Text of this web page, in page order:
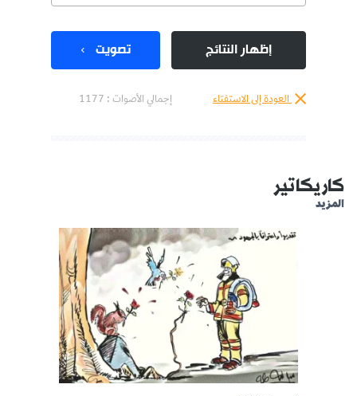
إظهار النتائج تصويت
العودة إلى الاستفتاء إجمالي الأصوات : 1177
كاريكاتير
المزيد